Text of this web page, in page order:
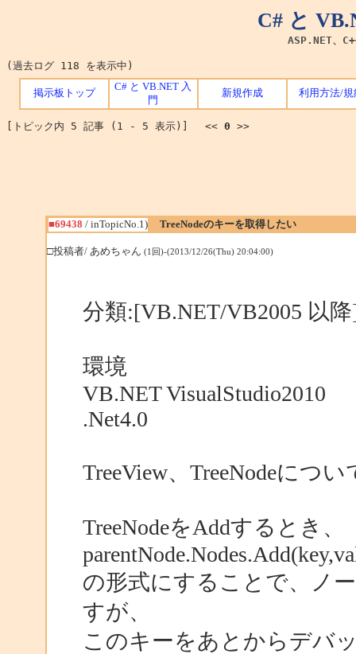
C# と
ASP.NET、
(過去ログ 118 を表示中)
掲示板トップ
C# と VB.NET 入
門
新規作成 利用方法/規
[トピック内 5 記事 (1 - 5 表示)] << 0 >>
■69438 / inTopicNo.1) TreeNodeのキーを取得したい
□投稿者/ あめちゃん (1回)-(2013/12/26(Thu) 20:04:00)
分類:[VB.NET/VB2005 以
環境
VB.NET VisualStudio2010
.Net4.0
TreeView、TreeNodeにつ
TreeNodeをAddするとき、
の形式にすることで、ノ
すが、
このキーをあとからデバ